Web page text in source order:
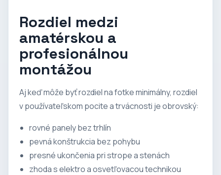
Rozdiel medzi
amatérskou a
profesionálnou
montážou
Aj keď môže byť rozdiel na fotke minimálny, rozdiel
v používateľskom pocite a trvácnosti je obrovský:
rovné panely bez trhlín
pevná konštrukcia bez pohybu
presné ukončenia pri strope a stenách
zhoda s elektro a osvetľovacou technikou